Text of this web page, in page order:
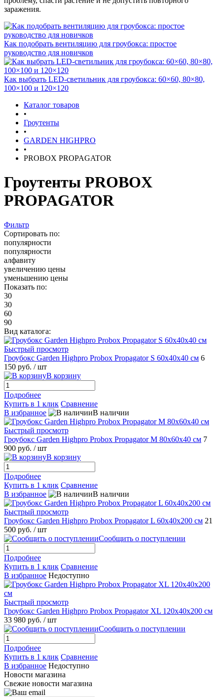
заражения.
Как подобрать вентиляцию для гроубокса: простое
руководство для новичков
Как выбрать LED-светильник для гроубокса: 60×60, 80×80,
100×100 и 120×120
Каталог товаров
•
Гроутенты
•
GARDEN HIGHPRO
•
PROBOX PROPAGATOR
Гроутенты PROBOX
PROPAGATOR
Фильтр
Сортировать по:
популярности
популярности
алфавиту
увеличению цены
уменьшению цены
Показать по:
30
30
60
90
Вид каталога:
Быстрый просмотр
Гроубокс Garden Highpro Probox Propagator S 60х40х40 см 6
150 руб. / шт
В корзину
Подробнее
Купить в 1 клик Сравнение
В избранное
В наличии
Быстрый просмотр
Гроубокс Garden Highpro Probox Propagator M 80х60х40 см 7
900 руб. / шт
В корзину
Подробнее
Купить в 1 клик Сравнение
В избранное
В наличии
Быстрый просмотр
Гроубокс Garden Highpro Probox Propagator L 60х40х200 см 21
500 руб. / шт
Сообщить о поступлении
Подробнее
Купить в 1 клик Сравнение
В избранное Недоступно
Быстрый просмотр
Гроубокс Garden Highpro Probox Propagator XL 120х40х200 см
33 980 руб. / шт
Сообщить о поступлении
Подробнее
Купить в 1 клик Сравнение
В избранное Недоступно
Новости магазина
Свежие новости магазина